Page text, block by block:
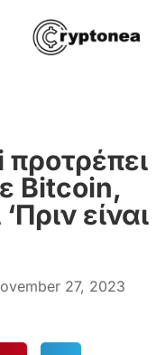
Bitcoin,
είναι
27, 2023